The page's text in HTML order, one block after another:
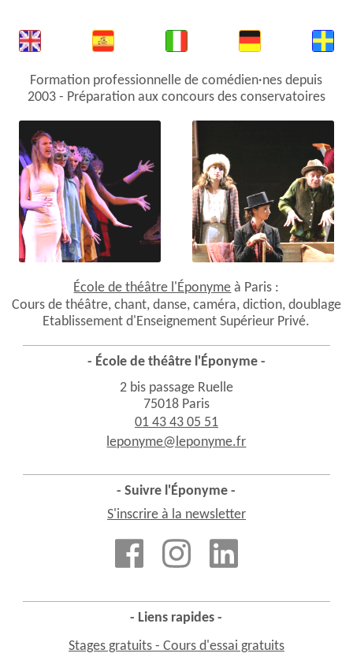
Formation professionnelle de comédien·nes depuis
2003 - Préparation aux concours des conservatoires
École de théâtre l'Éponyme à Paris :
Cours de théâtre, chant, danse, caméra, diction, doublage
Etablissement d'Enseignement Supérieur Privé.
- École de théâtre l'Éponyme -
2 bis passage Ruelle
75018 Paris
01 43 43 05 51
leponyme@leponyme.fr
- Suivre l'Éponyme -
S'inscrire à la newsletter
- Liens rapides -
Stages gratuits - Cours d'essai gratuits